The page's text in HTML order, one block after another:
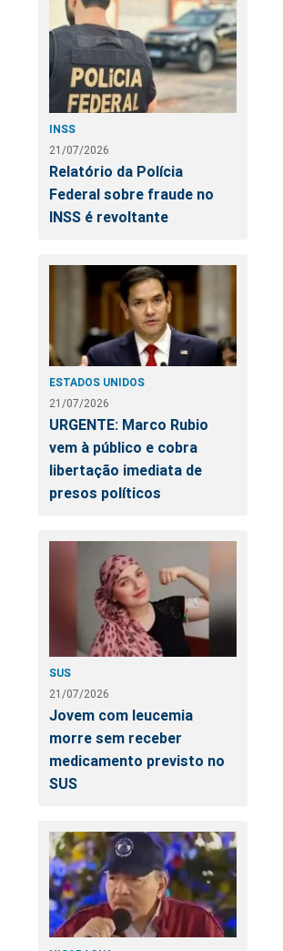
INSS
21/07/2026
Relatório da Polícia
Federal sobre fraude no
INSS é revoltante
ESTADOS UNIDOS
21/07/2026
URGENTE: Marco Rubio
vem à público e cobra
libertação imediata de
presos políticos
SUS
21/07/2026
Jovem com leucemia
morre sem receber
medicamento previsto no
SUS